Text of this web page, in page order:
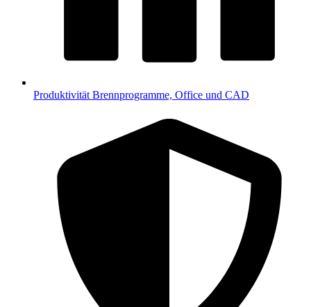
Produktivität Brennprogramme, Office und CAD